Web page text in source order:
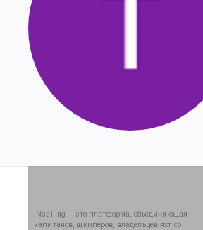
iNsailing – это платформа, объединяющая
капитанов, шкиперов, владельцев яхт со